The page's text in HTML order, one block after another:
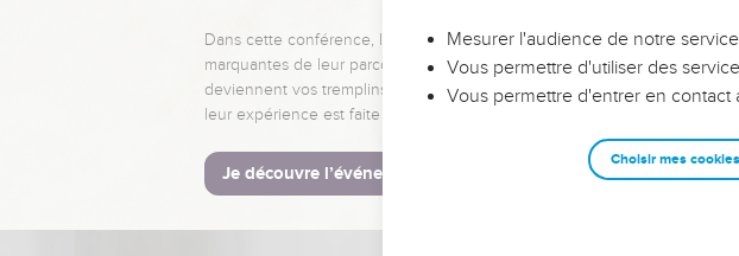
Dans cette conférence, leaders, entrepreneurs, et responsables
marquantes de leur parcours et les clés pour avancer avec plus de
deviennent vos tremplins. Que vous guidiez un ministère, une équipe,
leur expérience est faite pour vous.
Je découvre l’événement
Mesurer l'audience de notre service
Vous permettre d'utiliser des
Vous permettre d'entrer en contact
Choisir mes cookies